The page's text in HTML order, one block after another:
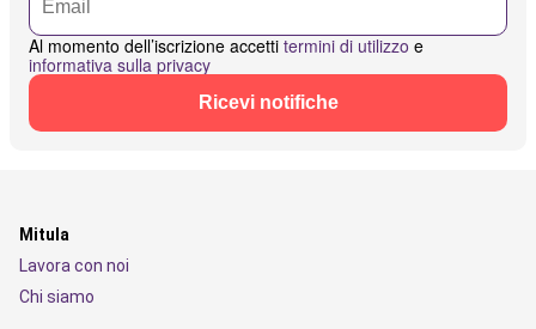
Al momento dell’iscrizione accetti termini di utilizzo e
informativa sulla privacy
Ricevi notifiche
Mitula
Lavora con noi
Chi siamo